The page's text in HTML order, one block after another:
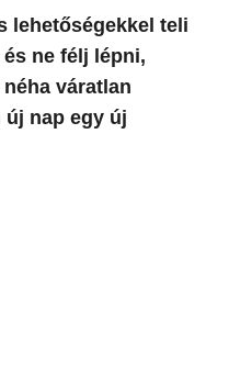
lehetőségekkel teli
ne félj lépni,
váratlan
új nap egy új